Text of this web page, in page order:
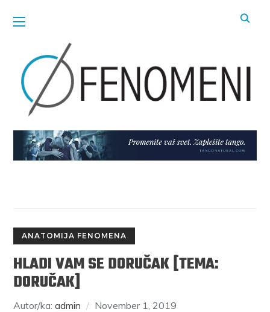
ANATOMIJA FENOMENA
HLADI VAM SE DORUČAK [TEMA:
DORUČAK]
Autor/ka:admin November 1, 2019